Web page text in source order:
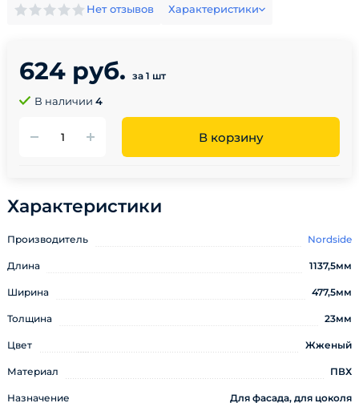
Нет отзывов Характеристики
624 руб. за 1 шт
В наличии 4
В корзину
Характеристики
Производитель Nordside
Длина 1137,5мм
Ширина 477,5мм
Толщина 23мм
Цвет Жженый
Материал ПВХ
Назначение Для фасада, для цоколя